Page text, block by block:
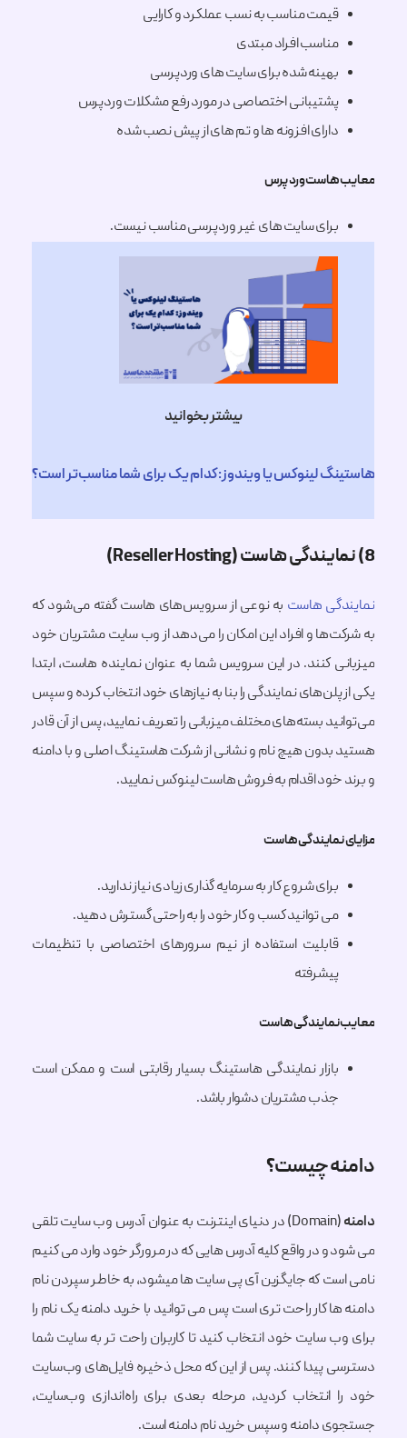
قیمت مناسب به نسب عملکرد و کارایی
مناسب افراد مبتدی
بهینه شده برای سایت های وردپرسی
پشتیبانی اختصاصی در مورد رفع مشکلات وردپرس
دارای افزونه ها و تم های از پیش نصب شده
هاست وردپرس
برای سایت های غیر وردپرسی مناسب نیست.
بیشتر بخوانید
لینوکس یا ویندوز: کدام یک برای شما مناسب‌تر است؟
هاستبه نوعی از سرویس‌های هاست گفته می‌شود که
و افراد این امکان را می‌دهد از وب سایت مشتریان خود
کنند. در این سرویس شما به عنوان نماینده هاست، ابتدا
نمایندگی را بنا به نیازهای خود انتخاب کرده و سپس
بسته‌های مختلف میزبانی را تعریف نمایید، پس از آن قادر
هیچ نام و نشانی از شرکت هاستینگ اصلی و با دامنه
خود اقدام به فروش هاست لینوکس نمایید.
نمایندگی هاست
برای شروع کار به سرمایه گذاری زیادی نیاز ندارید.
می توانید کسب و کار خود را به راحتی گسترش دهید.
قابلیت استفاده از نیم سرورهای اختصاصی با تنظیمات
هاست
بازار نمایندگی هاستینگ بسیار رقابتی است و ممکن است
جذب مشتریان دشوار باشد.
چیست؟
(Domain) در دنیای اینترنت به عنوان آدرس وب سایت تلقی
و در واقع کلیه آدرس هایی که در مرورگر خود وارد می کنیم
که جایگزین آی پی سایت ها میشود، به خاطر سپردن نام
کار راحت تری است پس می توانید با خرید دامنه یک نام را
سایت خود انتخاب کنید تا کاربران راحت تر به سایت شما
پیدا کنند. پس از این که محل ذخیره فایل‌های وب‌سایت
انتخاب کردید، مرحله بعدی برای راه‌اندازی وب‌سایت،
دامنه و سپس خرید نام دامنه است.